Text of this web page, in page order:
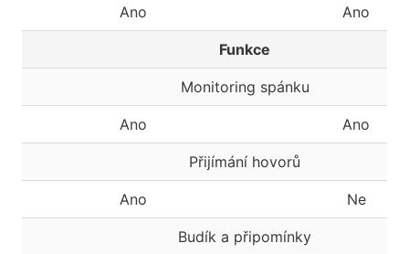
Ano Ano
Funkce
Monitoring spánku
Ano Ano
Přijímání hovorů
Ano Ne
Budík a připomínky